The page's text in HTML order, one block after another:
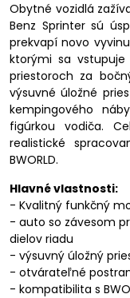
Obytné vozidlá
Benz Sprinter sú
prekvapí novo
ktorými sa
priestoroch za
výsuvné úložné
kempingového
figúrkou vodiča.
realistické
BWORLD.
Hlavné vlastnosti:
- Kvalitný funkčný
- auto so závesom
dielov riadu
- výsuvný úložný
- otvárateľné
- kompatibilita s